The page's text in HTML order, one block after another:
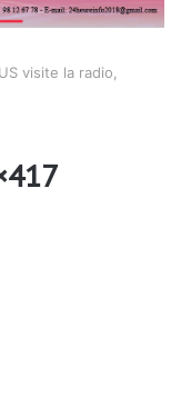
visite la radio,